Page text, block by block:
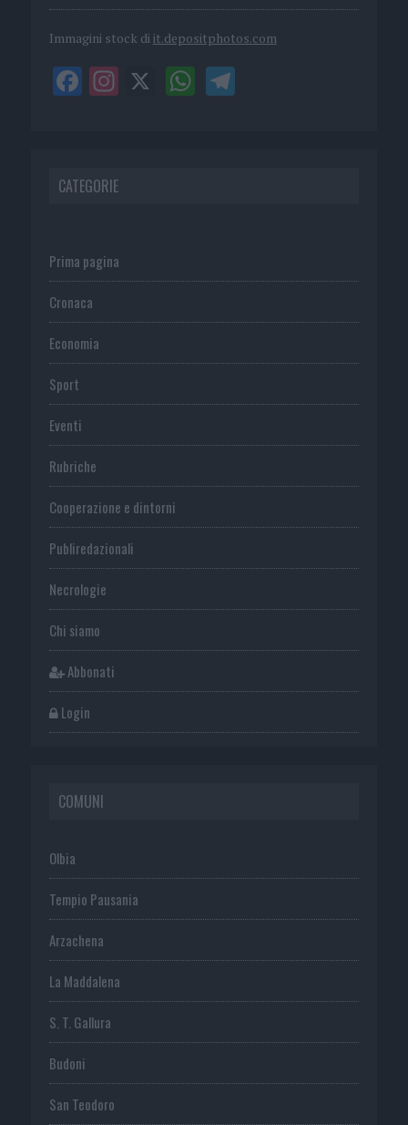
Immagini stock di it.depositphotos.com
CATEGORIE
Prima pagina
Cronaca
Economia
Sport
Eventi
Rubriche
Cooperazione e dintorni
Publiredazionali
Necrologie
Chi siamo
Abbonati
Login
COMUNI
Olbia
Tempio Pausania
Arzachena
La Maddalena
S. T. Gallura
Budoni
San Teodoro